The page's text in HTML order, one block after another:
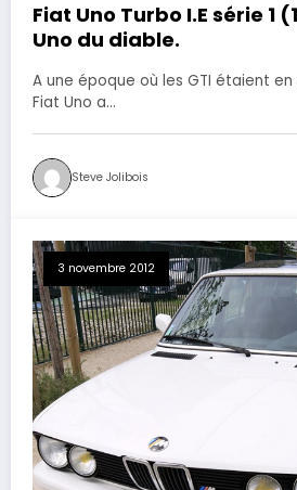
Fiat Uno Turbo I.E série 1
Uno du diable.
A une époque où les GTI étaient
Fiat Uno a…
Steve Jolibois
3 novembre 2012